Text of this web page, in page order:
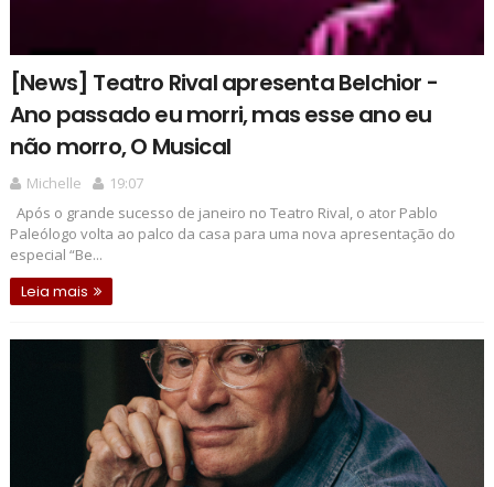
[News] Teatro Rival apresenta Belchior -
Ano passado eu morri, mas esse ano eu
não morro, O Musical
Michelle
19:07
Após o grande sucesso de janeiro no Teatro Rival, o ator Pablo
Paleólogo volta ao palco da casa para uma nova apresentação do
especial “Be...
Leia mais